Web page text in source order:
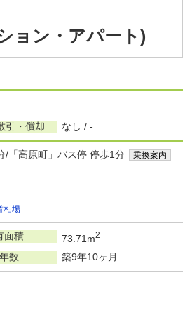
ョン・アパート)
引・償却 なし / -
/「高原町」バス停 停歩1分
乗換案内
相場
面積 73.71m2
数 築9年10ヶ月